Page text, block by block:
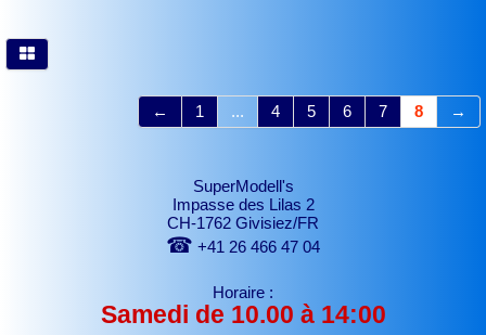
← 1 ... 4 5 6 7 8 →
SuperModell's
Impasse des Lilas 2
CH-1762 Givisiez/FR
☎ +41 26 466 47 04
Horaire :
Samedi de 10.00 à 14:00